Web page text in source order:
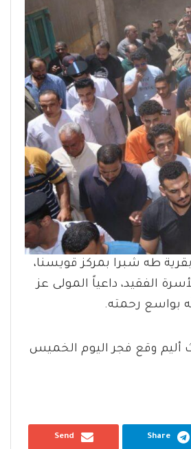
طه شبرا بمركز قويسنا،
الفقيد، داعياً المولى عز
بواسع رحمته.
أليم وقع فجر اليوم الخميس
Share
Send